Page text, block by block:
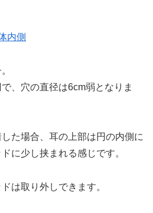
、穴の直径は6cm弱となりま
た場合、耳の上部は円の内側に
に少し挟まれる感じです。
は取り外しできます。